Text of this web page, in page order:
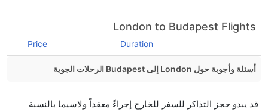
London to Budapest Flights
Duration
Price
أسئلة وأجوبة حول London إلى Budapest الرحلات الجوية
من إلىبودابست مما تستغرقه الخطوط الجوية الأخرى؟
قد يبدو حجز التذاكر للسفر للخارج إجراءً معقداً ولاسيما بالنسبة